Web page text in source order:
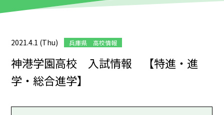
2021.4.1 (Thu) 兵庫県 高校情報
神港学園高校 入試情報 【特進・進
学・総合進学】